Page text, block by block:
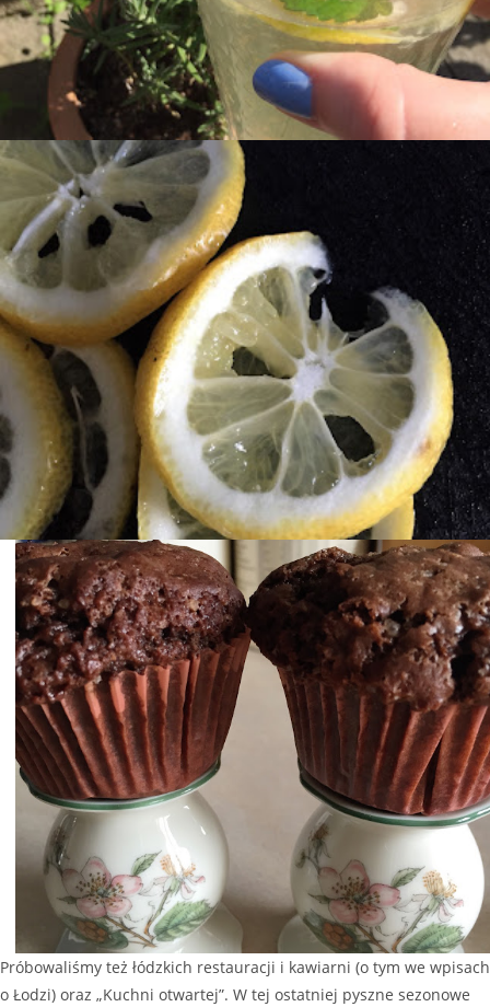
Próbowaliśmy też łódzkich restauracji i kawiarni (o tym we wpisach
o Łodzi) oraz „Kuchni otwartej”. W tej ostatniej pyszne sezonowe